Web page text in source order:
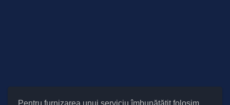
Pentru furnizarea unui serviciu îmbunătățit folosim